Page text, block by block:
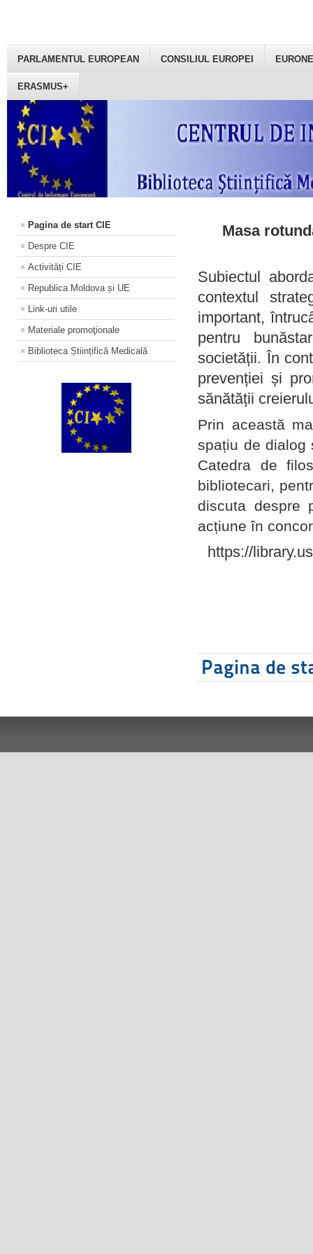
PARLAMENTUL EUROPEAN CONSILIUL EUROPEI
ERASMUS+
Pagina de start CIE
Despre CIE
Activități CIE
Republica Moldova și UE
Link-uri utile
Materiale promoţionale
Biblioteca Științifică Medicală
Masa
Subiectul
contextul
important,
pentru
societății. În
prevenției și
sănătății
Prin această
spațiu de dialog
Catedra de
bibliotecari,
discuta despre
acțiune în
https://
Pagina de